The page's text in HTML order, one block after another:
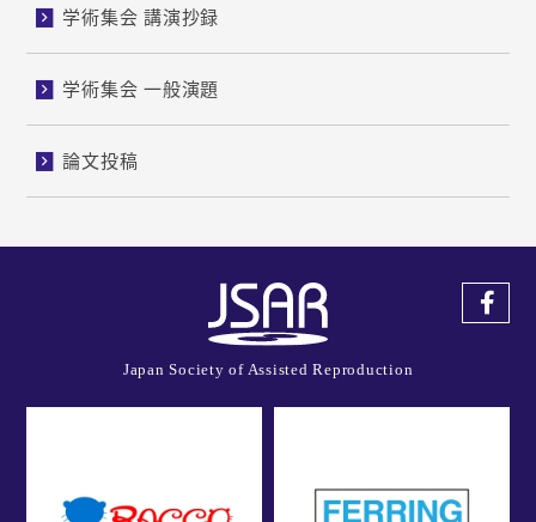
学術集会 講演抄録
学術集会 一般演題
論文投稿
Japan Society of Assisted Reproduction